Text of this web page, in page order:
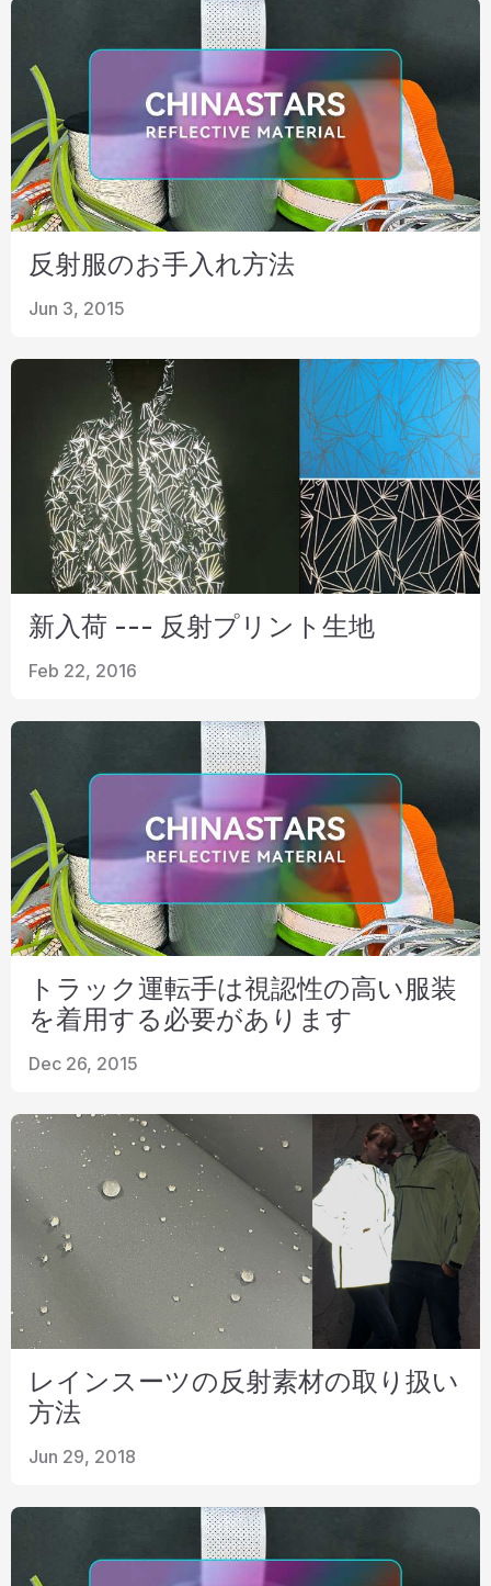
反射服のお手入れ方法
Jun 3, 2015
新入荷 --- 反射プリント生地
Feb 22, 2016
トラック運転手は視認性の高い服装
を着用する必要があります
Dec 26, 2015
レインスーツの反射素材の取り扱い
方法
Jun 29, 2018